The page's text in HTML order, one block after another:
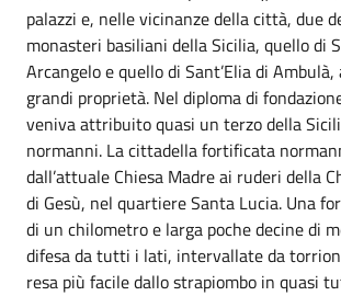
palazzi e, nelle vicinanze della città, due
monasteri basiliani della Sicilia, quello di
Arcangelo e quello di Sant’Elia di
grandi proprietà. Nel diploma di
veniva attribuito quasi un terzo della
normanni. La cittadella fortificata
dall’attuale Chiesa Madre ai ruderi della
di Gesù, nel quartiere Santa Lucia. Una
di un chilometro e larga poche decine di
difesa da tutti i lati, intervallate da
resa più facile dallo strapiombo in quasi